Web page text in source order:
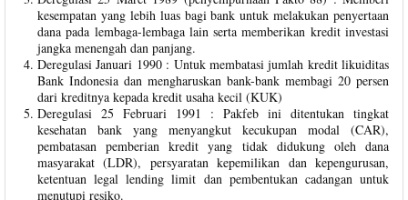
kesempatan yang lebih luas bagi bank untuk melakukan penyertaan
dana pada lembaga-lembaga lain serta memberikan kredit investasi
jangka menengah dan panjang.
Deregulasi Januari 1990 : Untuk membatasi jumlah kredit likuiditas
Bank Indonesia dan mengharuskan bank-bank membagi 20 persen
dari kreditnya kepada kredit usaha kecil (KUK)
Deregulasi 25 Februari 1991 : Pakfeb ini ditentukan tingkat
kesehatan bank yang menyangkut kecukupan modal (CAR),
pembatasan pemberian kredit yang tidak didukung oleh dana
masyarakat (LDR), persyaratan kepemilikan dan kepengurusan,
ketentuan legal lending limit dan pembentukan cadangan untuk
menutupi resiko.